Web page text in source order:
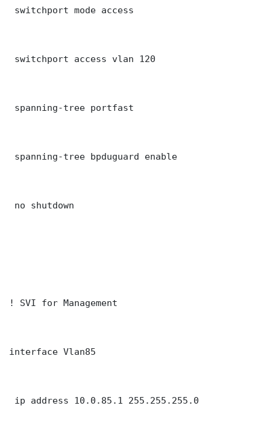
switchport mode access
switchport access vlan 120
spanning-tree portfast
spanning-tree bpduguard enable
no shutdown
! SVI for Management
interface Vlan85
ip address 10.0.85.1 255.255.255.0